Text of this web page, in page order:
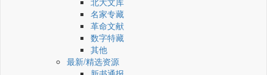
名家专藏
革命文献
数字特藏
其他
最新/精选资源